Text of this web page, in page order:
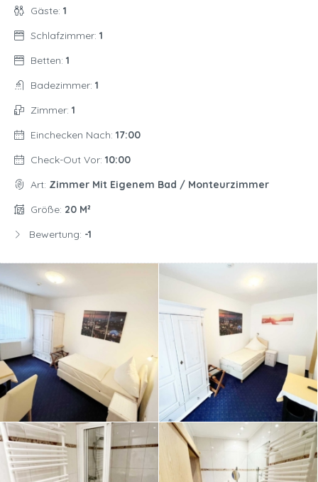
Gäste: 1
Schlafzimmer: 1
Betten: 1
Badezimmer: 1
Zimmer: 1
Einchecken Nach: 17:00
Check-Out Vor: 10:00
Art: Zimmer Mit Eigenem Bad / Monteurzimmer
Größe: 20 M²
Bewertung: -1